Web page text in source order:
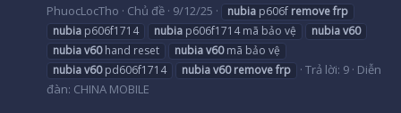
PhuocLocTho Chủ đề 9/12/25 nubia p606f removefrp
nubia p606f1714 nubia p606f1714 mã bảo vệ nubiav60
nubiav60hand reset nubiav60mã bảo vệ
nubiav60pd606f1714 nubiav60 removefrp Trả lời: 9 Diễn
đàn: CHINA MOBILE